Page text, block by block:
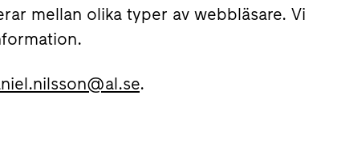
mellan olika typer av webbläsare. Vi
.